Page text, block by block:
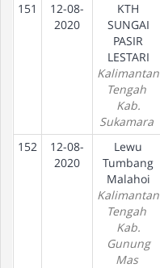
151
12-08-
2020
KTH
SUNGAI
PASIR
LESTARI
Kalimantan
Tengah
Kab.
Sukamara
152
12-08-
2020
Lewu
Tumbang
Malahoi
Kalimantan
Tengah
Kab.
Gunung
Mas